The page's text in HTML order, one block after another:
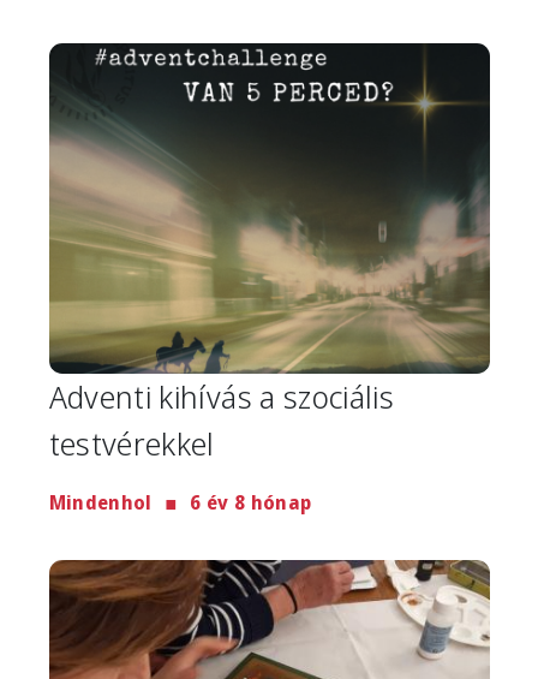
Image
Adventi kihívás a szociális
testvérekkel
Mindenhol 6 év 8 hónap
Image